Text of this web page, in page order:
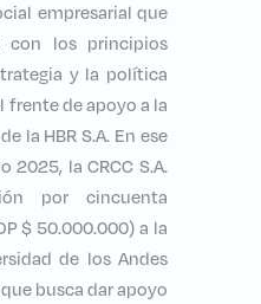
empresarial que
con los principios
y la política
frente de apoyo a la
la HBR S.A. En ese
2025, la CRCC S.A.
por cincuenta
$ 50.000.000) a la
de los Andes
busca dar apoyo